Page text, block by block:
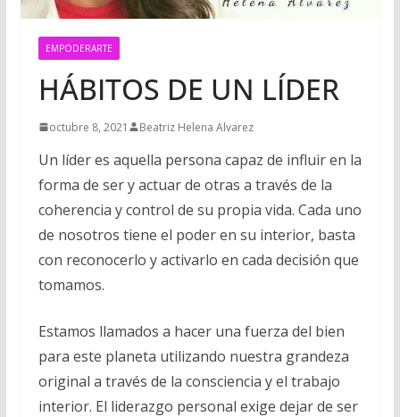
EMPODERARTE
HÁBITOS DE UN LÍDER
octubre 8, 2021 Beatriz Helena Alvarez
Un líder es aquella persona capaz de influir en la
forma de ser y actuar de otras a través de la
coherencia y control de su propia vida. Cada uno
de nosotros tiene el poder en su interior, basta
con reconocerlo y activarlo en cada decisión que
tomamos.
Estamos llamados a hacer una fuerza del bien
para este planeta utilizando nuestra grandeza
original a través de la consciencia y el trabajo
interior. El liderazgo personal exige dejar de ser